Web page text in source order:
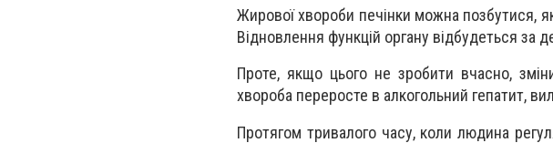
Жирової хвороби печінки можна позбутися,
Відновлення функцій органу відбудеться за
Проте, якщо цього не зробити вчасно,
хвороба переросте в алкогольний гепатит,
Протягом тривалого часу, коли людина